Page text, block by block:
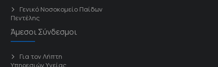
Γενικό Νοσοκομείο Παίδων
Πεντέλης
Άμεσοι Σύνδεσμοι
Για τον Λήπτη
Υπηρεσιών Υγείας